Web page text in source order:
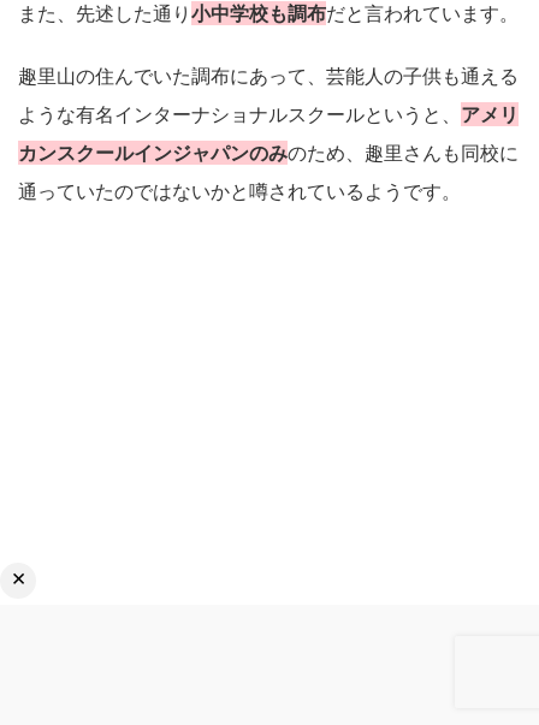
また、先述した通り 小中学校も調布だと言われています。
趣里山の住んでいた調布にあって、芸能人の子供も通える
ような有名インターナショナルスクールというと、 アメリ
カンスクールインジャパンのみのため、趣里さんも同校に
通っていたのではないかと噂されているようです。
×